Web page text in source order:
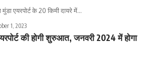
एयरपोर्ट के 20 किमी दायरे में…
1, 2023
की होगी शुरुआत, जनवरी 2024 में होगा